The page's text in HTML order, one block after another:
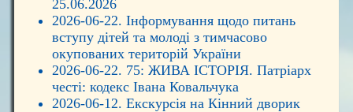
25.06.2026
2026-06-22. Інформування щодо питань
вступу дітей та молоді з тимчасово
окупованих територій України
2026-06-22. 75: ЖИВА ІСТОРІЯ. Патріарх
честі: кодекс Івана Ковальчука
2026-06-12. Екскурсія на Кінний дворик